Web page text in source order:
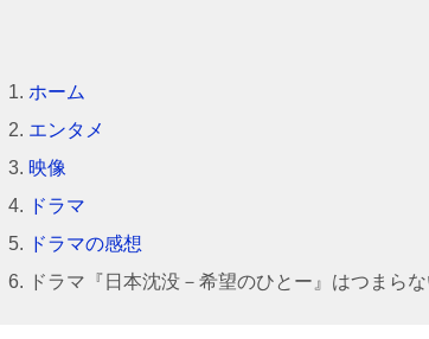
ホーム
エンタメ
映像
ドラマ
ドラマの感想
ドラマ『日本沈没－希望のひとー』はつまら